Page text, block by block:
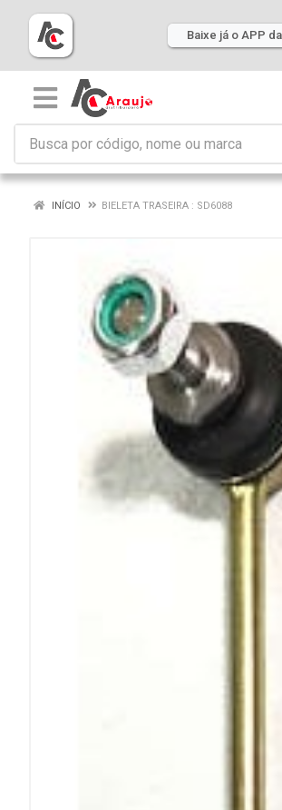
Baixe já o APP
INÍCIO BIELETA TRASEIRA : SD6088